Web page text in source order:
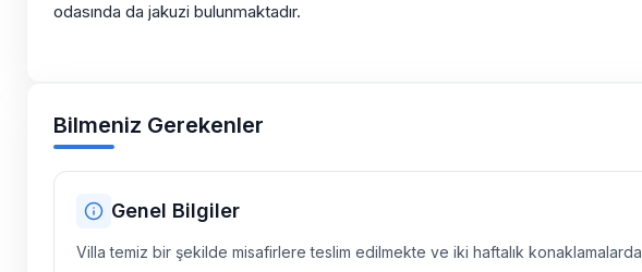
odasında da jakuzi bulunmaktadır.
Bilmeniz Gerekenler
Genel Bilgiler
Villa temiz bir şekilde misafirlere teslim edilmekte ve iki haftalık konaklamalarda